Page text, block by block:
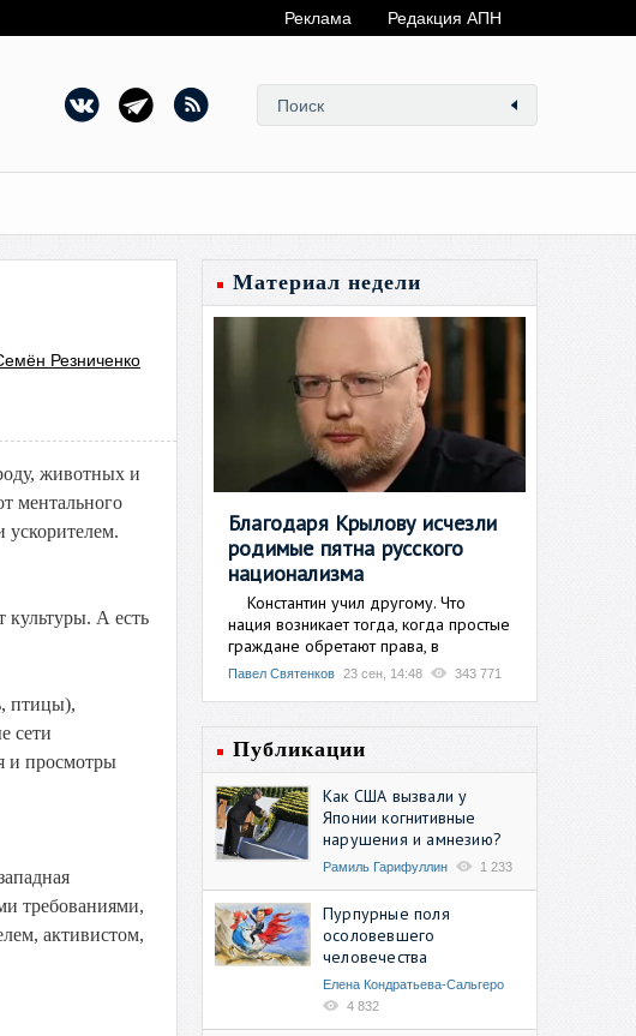
Реклама Редакция АПН
Резниченко
животных и
ментального
ускорителем.
культуры. А есть
птицы),
сети
и просмотры
требованиями,
активистом,
Материал недели
Благодаря Крылову исчезли
родимые пятна русского
национализма
Константин учил другому. Что
нация возникает тогда, когда простые
граждане обретают права, в
Павел Святенков 23 сен, 14:48 343 771
Публикации
Как США вызвали у
Японии когнитивные
нарушения и амнезию?
Рамиль Гарифуллин 1 233
Пурпурные поля
осоловевшего
человечества
Елена Кондратьева-Сальгеро
4 832